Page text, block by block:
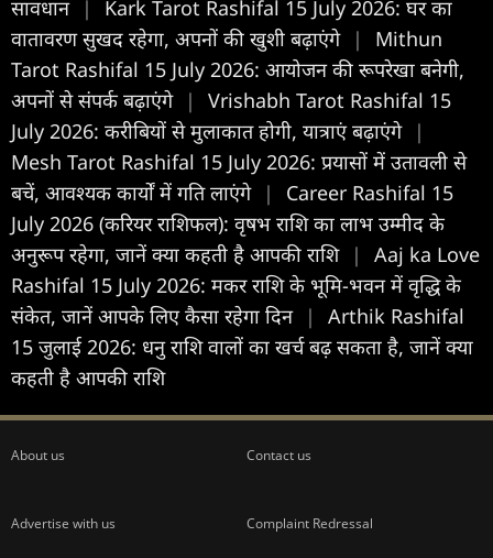
सावधान |
Kark Tarot Rashifal 15 July 2026: घर का
वातावरण सुखद रहेगा, अपनों की खुशी बढ़ाएंगे |
Mithun
Tarot Rashifal 15 July 2026: आयोजन की रूपरेखा बनेगी,
अपनों से संपर्क बढ़ाएंगे |
Vrishabh Tarot Rashifal 15
July 2026: करीबियों से मुलाकात होगी, यात्राएं बढ़ाएंगे |
Mesh Tarot Rashifal 15 July 2026: प्रयासों में उतावली से
बचें, आवश्यक कार्यों में गति लाएंगे |
Career Rashifal 15
July 2026 (करियर राशिफल): वृषभ राशि का लाभ उम्मीद के
अनुरूप रहेगा, जानें क्या कहती है आपकी राशि |
Aaj ka Love
Rashifal 15 July 2026: मकर राशि के भूमि-भवन में वृद्धि के
संकेत, जानें आपके लिए कैसा रहेगा दिन |
Arthik Rashifal
15 जुलाई 2026: धनु राशि वालों का खर्च बढ़ सकता है, जानें क्या
कहती है आपकी राशि
About us Contact us
Advertise with us Complaint Redressal